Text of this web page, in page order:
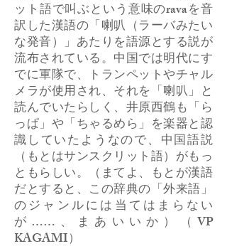
ット語で叫ぶという意味のravaを音
訳した漢語の「喇叭（ラーバみたい
な発音）」あたりを語源とする説が
流布されている。中国では明代にす
でに軍隊で、トランペットやチャル
メラが使用され、それを「喇叭」と
読んでいたらしく、井原西鶴も「ら
っぱ」や「ちゃるめら」を楽器と認
識していたようなので、中国語説
（もとはサンスクリット語）がもっ
ともらしい。（まてよ、もとが漢語
だとすると、この辞典の「外来語」
のジャンルには当てはまらない
が……、まあいいか）（VP
KAGAMI）